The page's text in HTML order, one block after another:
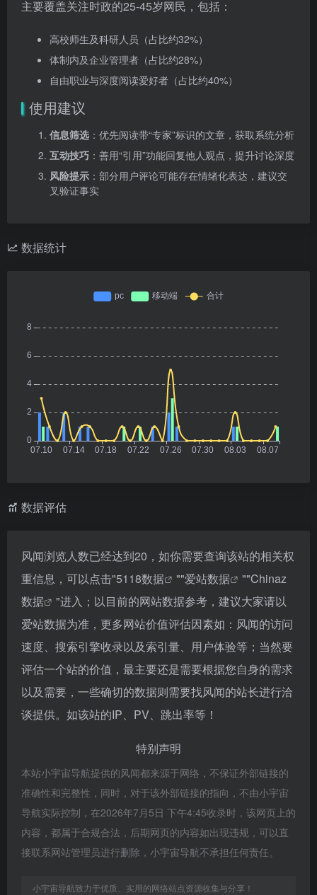
主要覆盖关注时政的25-45岁网民，包括：
高校师生及科研人员（占比约32%）
体制内及企业管理者（占比约28%）
自由职业与深度阅读爱好者（占比约40%）
使用建议
信息筛选 ：优先阅读带“专家”标识的文章，获取系统分析
互动技巧 ：善用“引用”功能回复他人观点，提升讨论深度
风险提示 ：部分用户评论可能存在情绪化表达，建议交
叉验证事实
数据统计
数据评估
风闻浏览人数已经达到20，如你需要查询该站的相关权
重信息，可以点击"5118数据 ""爱站数据 ""Chinaz
数据
"进入；以目前的网站数据参考，建议大家请以
爱站数据为准，更多网站价值评估因素如：风闻的访问
速度、搜索引擎收录以及索引量、用户体验等；当然要
评估一个站的价值，最主要还是需要根据您自身的需求
以及需要，一些确切的数据则需要找风闻的站长进行洽
谈提供。如该站的IP、PV、跳出率等！
特别声明
本站小宇宙导航提供的风闻都来源于网络，不保证外部链接的
准确性和完整性，同时，对于该外部链接的指向，不由小宇宙
导航实际控制，在2026年7月5日 下午4:45收录时，该网页上的
内容，都属于合规合法，后期网页的内容如出现违规，可以直
接联系网站管理员进行删除，小宇宙导航不承担任何责任。
小宇宙导航致力于优质、实用的网络站点资源收集与分享！